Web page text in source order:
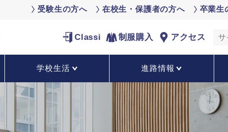
受験生の方へ 在校生・保護者の方へ 卒業生
Classi 制服購入 アクセス
学校生活 進路情報